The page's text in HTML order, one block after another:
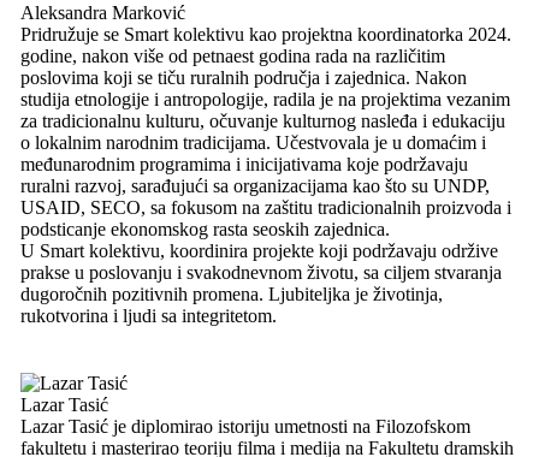
Aleksandra Marković
Pridružuje se Smart kolektivu kao projektna koordinatorka 2024.
godine, nakon više od petnaest godina rada na različitim
poslovima koji se tiču ruralnih područja i zajednica. Nakon
studija etnologije i antropologije, radila je na projektima vezanim
za tradicionalnu kulturu, očuvanje kulturnog nasleđa i edukaciju
o lokalnim narodnim tradicijama. Učestvovala je u domaćim i
međunarodnim programima i inicijativama koje podržavaju
ruralni razvoj, sarađujući sa organizacijama kao što su UNDP,
USAID, SECO, sa fokusom na zaštitu tradicionalnih proizvoda i
podsticanje ekonomskog rasta seoskih zajednica.
U Smart kolektivu, koordinira projekte koji podržavaju održive
prakse u poslovanju i svakodnevnom životu, sa ciljem stvaranja
dugoročnih pozitivnih promena. Ljubiteljka je životinja,
rukotvorina i ljudi sa integritetom.
Lazar Tasić
Lazar Tasić je diplomirao istoriju umetnosti na Filozofskom
fakultetu i masterirao teoriju filma i medija na Fakultetu dramskih